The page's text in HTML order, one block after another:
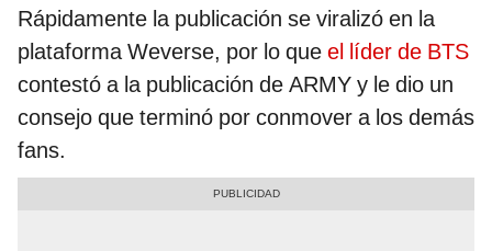
Rápidamente la publicación se viralizó en la
plataforma Weverse, por lo que el líder de BTS
contestó a la publicación de ARMY y le dio un
consejo que terminó por conmover a los demás
fans.